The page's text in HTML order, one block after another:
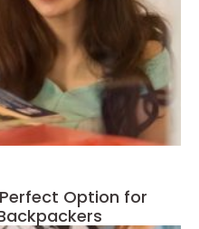
Option for